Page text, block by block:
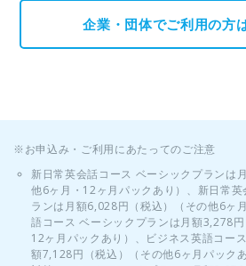
企業・団体でご利用の方
※お申込み・ご利用にあたってのご注意
新日常英会話コース ベーシックプランは
他6ヶ月・12ヶ月パックあり）、新日常
ランは月額6,028円（税込）（その他6ヶ
語コース ベーシックプランは月額3,278
12ヶ月パックあり）、ビジネス英語コー
額7,128円（税込）（その他6ヶ月パック